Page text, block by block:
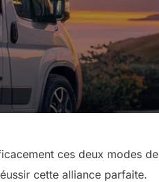
ces deux modes de
cette alliance parfaite.